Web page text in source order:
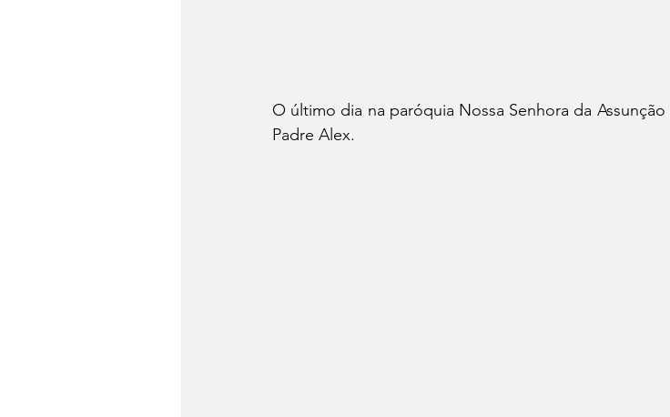
O último dia na paróquia Nossa Senhora da
Padre Alex.